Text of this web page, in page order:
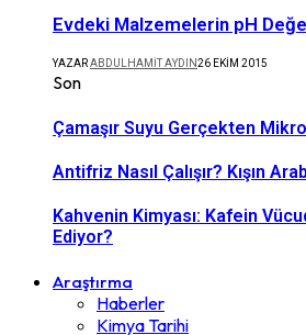
Evdeki Malzemelerin pH
YAZARABDULHAMIT AYDIN26 EKIM 2015
Son
Çamaşır Suyu Gerçekten
Antifriz Nasıl Çalışır? Kışın
Kahvenin Kimyası: Kafein
Ediyor?
Araştırma
Haberler
Kimya Tarihi